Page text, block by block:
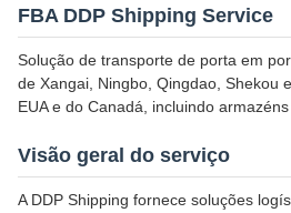
FBA DDP Shipping Service
Solução de transporte de porta em
de Xangai, Ningbo, Qingdao, Shekou
EUA e do Canadá, incluindo armazéns
Visão geral do serviço
A DDP Shipping fornece soluções